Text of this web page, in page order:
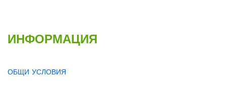
ИНФОРМАЦИЯ
ОБЩИ УСЛОВИЯ